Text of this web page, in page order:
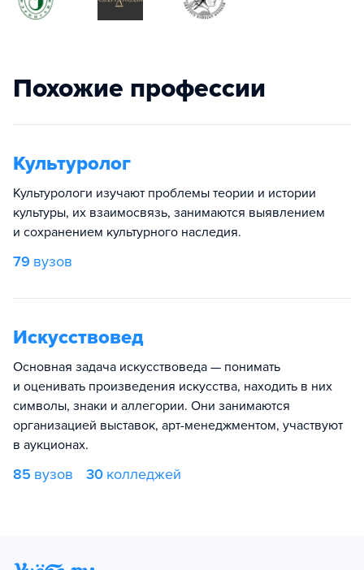
Похожие профессии
Культуролог
Культурологи изучают проблемы теории и истории
культуры, их взаимосвязь, занимаются выявлением
и сохранением культурного наследия.
79 вузов
Искусствовед
Основная задача искусствоведа — понимать
и оценивать произведения искусства, находить в них
символы, знаки и аллегории. Они занимаются
организацией выставок, арт-менеджментом, участвуют
в аукционах.
85 вузов 30 колледжей